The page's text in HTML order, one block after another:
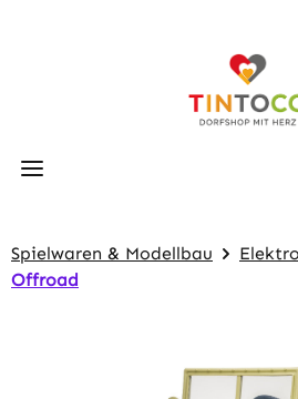
Spielwaren & Modellbau
Offroad